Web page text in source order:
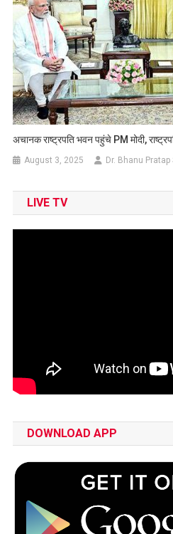
अचानक राष्ट्रपति भवन पहुंचे PM मोदी,
August 3, 2025 Dr. Bhanu Pratap
LIVE TV
DOWNLOAD APP